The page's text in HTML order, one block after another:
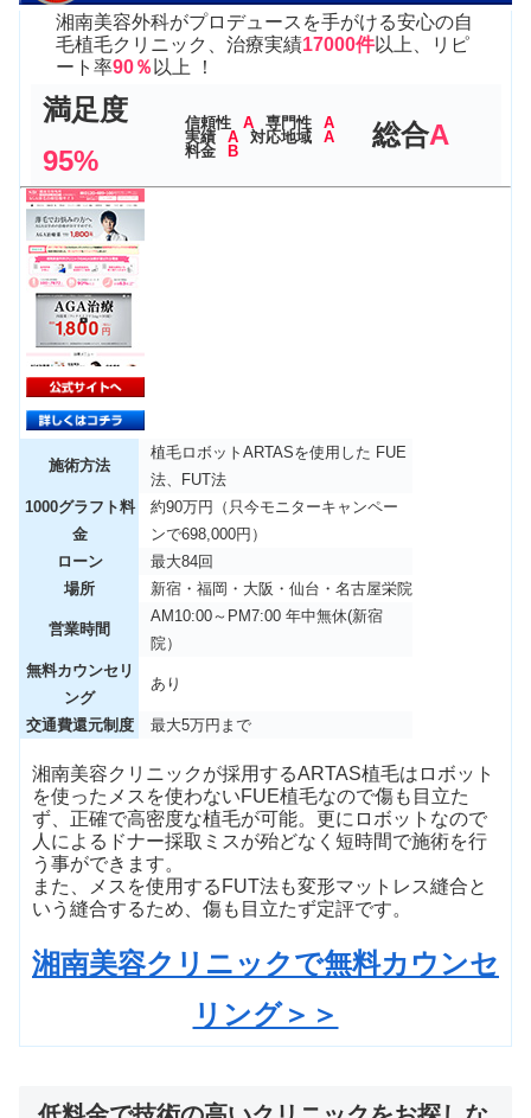
湘南美容外科がプロデュースを手がける安心の自
毛植毛クリニック、治療実績17000件以上、リピ
ート率90％ 以上 ！
満足度
95%
信頼性 A 専門性
A
実績
A 対応地域
A
料金
B
総合A
施術方法
植毛ロボットARTASを使用した FUE
法、FUT法
1000グラフト料
金
約90万円（只今モニターキャンペー
ンで698,000円）
ローン
最大84回
場所
新宿・福岡・大阪・仙台・名古屋栄院
営業時間
AM10:00～PM7:00 年中無休(新宿
院）
無料カウンセリ
ング
あり
交通費還元制度 最大5万円まで
湘南美容クリニックが採用するARTAS植毛はロボット
を使ったメスを使わないFUE植毛なので傷も目立た
ず、正確で高密度な植毛が可能。更にロボットなので
人によるドナー採取ミスが殆どなく短時間で施術を行
う事ができます。
また、メスを使用するFUT法も変形マットレス縫合と
いう縫合するため、傷も目立たず定評です。
湘南美容クリニックで無料カウンセ
リング＞＞